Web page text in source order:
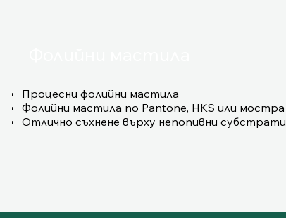
Процесни фолийни мастила
Фолийни мастила по Pantone, HKS или мостра
Отлично съхнене върху непопивни субстрати